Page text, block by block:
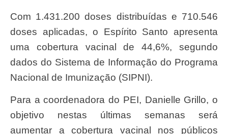
Com 1.431.200 doses distribuídas e 710.546
doses aplicadas, o Espírito Santo apresenta
uma cobertura vacinal de 44,6%, segundo
dados do Sistema de Informação do Programa
Nacional de Imunização (SIPNI).
Para a coordenadora do PEI, Danielle Grillo, o
objetivo nestas últimas semanas será
aumentar a cobertura vacinal nos públicos